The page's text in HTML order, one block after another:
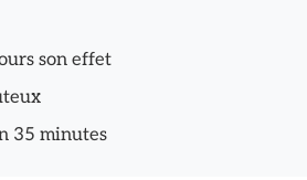
son effet
35 minutes